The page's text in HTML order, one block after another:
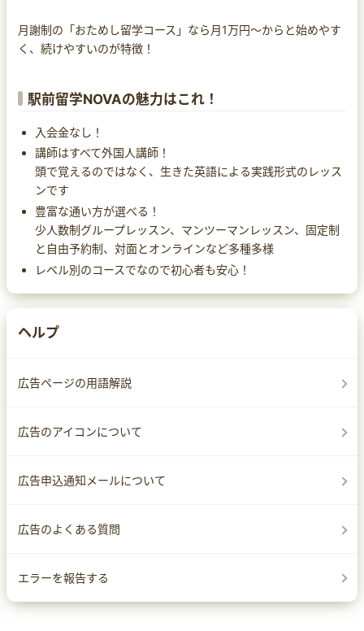
月謝制の「おためし留学コース」なら月1万円～からと始めやす
く、続けやすいのが特徴！
駅前留学NOVAの魅力はこれ！
入会金なし！
講師はすべて外国人講師！
頭で覚えるのではなく、生きた英語による実践形式のレッス
ンです
豊富な通い方が選べる！
少人数制グループレッスン、マンツーマンレッスン、固定制
と自由予約制、対面とオンラインなど多種多様
レベル別のコースでなので初心者も安心！
ヘルプ
広告ページの用語解説
広告のアイコンについて
広告申込通知メールについて
広告のよくある質問
エラーを報告する